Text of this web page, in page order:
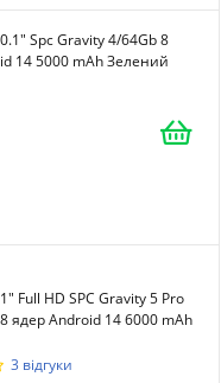
Spc Gravity 4/64Gb 8
14 5000 mAh Зелений
Full HD SPC Gravity 5 Pro
ядер Android 14 6000 mAh
3 відгуки